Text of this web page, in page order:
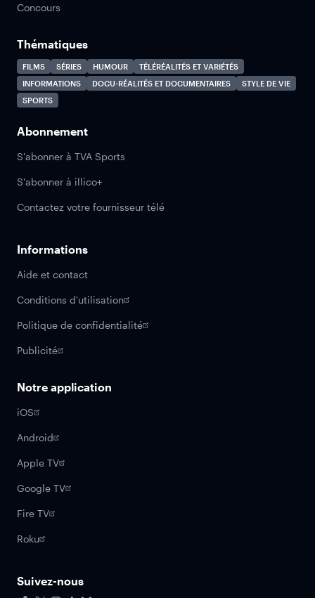
Concours
Thématiques
FILMS SÉRIES HUMOUR
TÉLÉRÉALITÉS ET VARIÉTÉS
INFORMATIONS
DOCU-RÉALITÉS ET DOCUMENTAIRES
STYLE DE VIE
SPORTS
Abonnement
S'abonner à TVA Sports
S'abonner à illico+
Contactez votre fournisseur télé
Informations
Aide et contact
Conditions d'utilisation
Politique de confidentialité
Publicité
Notre application
iOS
Android
Apple TV
Google TV
Fire TV
Roku
Suivez-nous